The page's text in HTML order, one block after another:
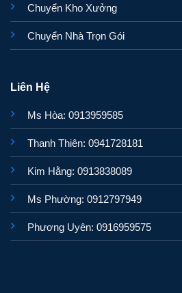
Chuyển Kho Xưởng
Chuyển Nhà Trọn Gói
Liên Hệ
Ms Hòa: 0913959585
Thanh Thiên: 0941728181
Kim Hằng: 0913838089
Ms Phường: 0912797949
Phương Uyên: 0916959575